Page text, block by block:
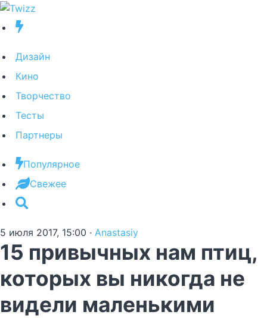
Дизайн
Кино
Творчество
Тесты
Партнеры
Популярное
Свежее
5 июля 2017, 15:00 · Anastasiy
15 привычных нам птиц,
которых вы никогда не
видели маленькими